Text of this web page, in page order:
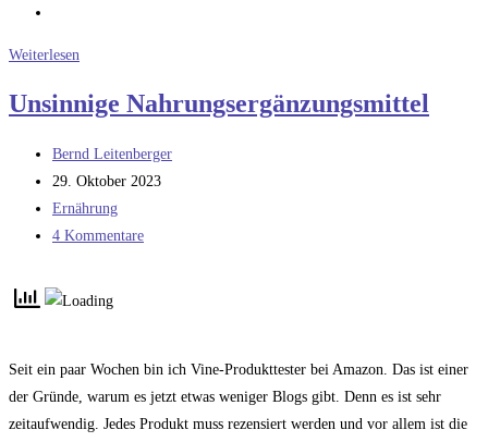
Weiterlesen
und
Unsinnige Nahrungsergänzungsmittel
Beitrags-
Autor:
Bernd Leitenberger
Beitrag
veröffentlicht:
29. Oktober 2023
Beitrags-
Kategorie:
Ernährung
Beitrags-
4 Kommentare
Seit ein paar Wochen bin ich Vine-Produkttester bei Amazon. Das ist einer
der Gründe, warum es jetzt etwas weniger Blogs gibt. Denn es ist sehr
zeitaufwendig. Jedes Produkt muss rezensiert werden und vor allem ist die